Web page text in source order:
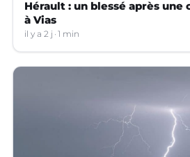
Hérault : un blessé après
à Vias
il y a 2 j 1 min